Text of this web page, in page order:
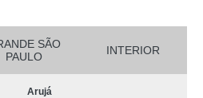
SÃO
PAULO
INTERIOR
Arujá